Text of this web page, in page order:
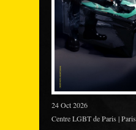
24 Oct 2026
Centre LGBT de Paris | Paris